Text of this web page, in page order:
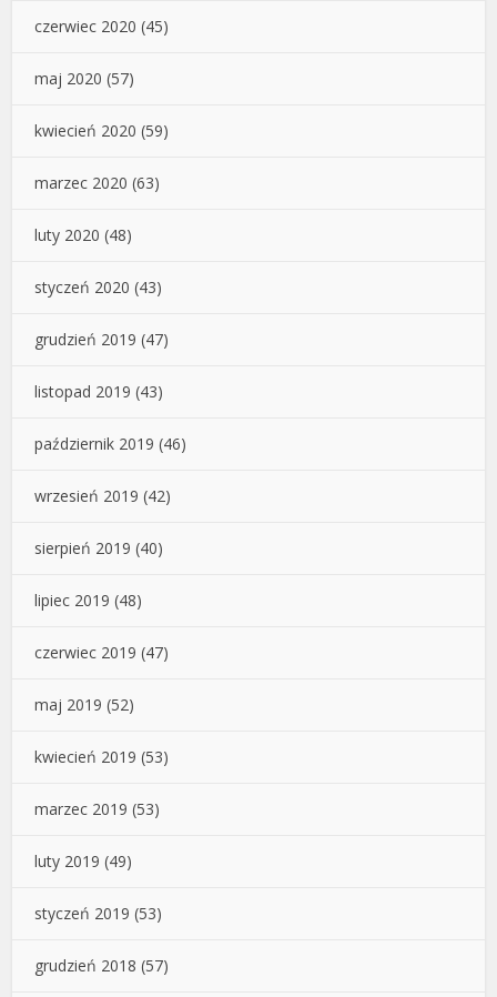
czerwiec 2020 (45)
maj 2020 (57)
kwiecień 2020 (59)
marzec 2020 (63)
luty 2020 (48)
styczeń 2020 (43)
grudzień 2019 (47)
listopad 2019 (43)
październik 2019 (46)
wrzesień 2019 (42)
sierpień 2019 (40)
lipiec 2019 (48)
czerwiec 2019 (47)
maj 2019 (52)
kwiecień 2019 (53)
marzec 2019 (53)
luty 2019 (49)
styczeń 2019 (53)
grudzień 2018 (57)